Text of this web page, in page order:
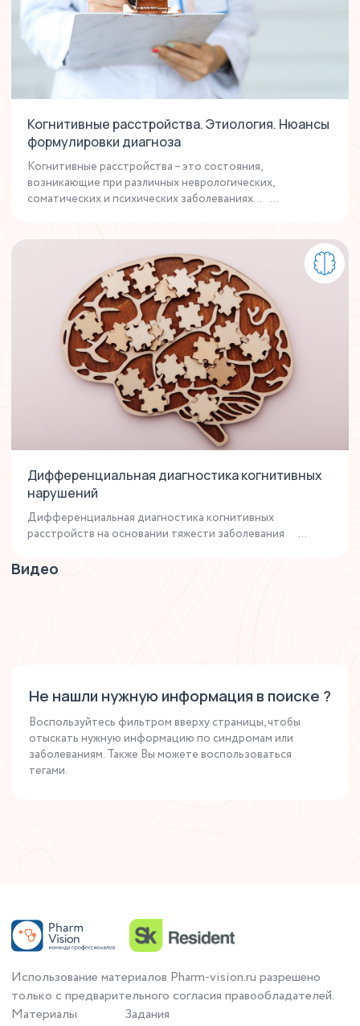
Когнитивные расстройства. Этиология. Нюансы
формулировки диагноза
Когнитивные расстройства – это состояния,
возникающие при различных неврологических,
соматических и психических заболеваниях... ...
Дифференциальная диагностика когнитивных
нарушений
Дифференциальная диагностика когнитивных
расстройств на основании тяжести заболевания ...
Видео
Не нашли нужную информация в поиске ?
Воспользуйтесь фильтром вверху страницы, чтобы
отыскать нужную информацию по синдромам или
заболеваниям. Также Вы можете воспользоваться
тегами.
Использование материалов Pharm-vision.ru разрешено
только с предварительного согласия правообладателей.
Материалы
Задания